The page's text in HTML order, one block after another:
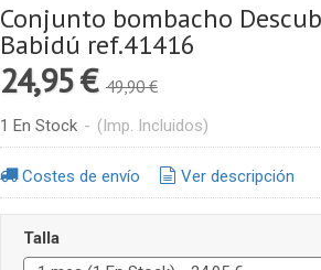
Conjunto bombacho
Babidú ref.41416
24,95 € 49,90 €
1 En Stock - (Imp. Incluidos)
Costes de envío Ver descripción
Talla